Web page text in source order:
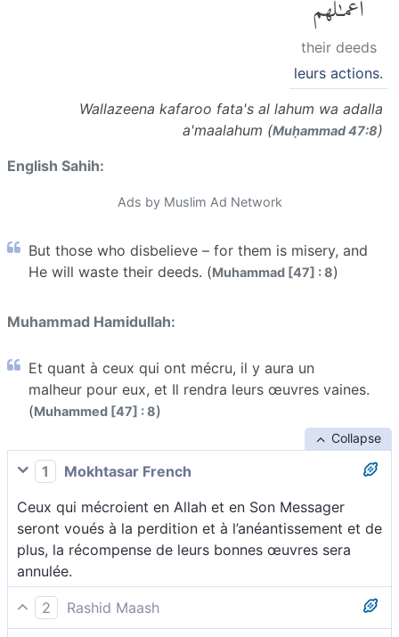
their deeds
leurs actions.
Wallazeena kafaroo fata's al lahum wa adalla
a'maalahum (Muḥammad 47:8)
English Sahih:
Ads by Muslim Ad Network
But those who disbelieve – for them is misery, and
He will waste their deeds. (Muhammad [47] : 8)
Muhammad Hamidullah:
Et quant à ceux qui ont mécru, il y aura un
malheur pour eux, et Il rendra leurs œuvres vaines.
(Muhammed [47] : 8)
Collapse
1
Mokhtasar French
Ceux qui mécroient en Allah et en Son Messager
seront voués à la perdition et à l’anéantissement et de
plus, la récompense de leurs bonnes œuvres sera
annulée.
2
Rashid Maash